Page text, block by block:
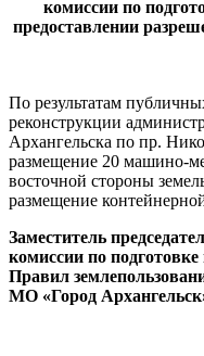
комиссии по
предоставлении
По результатам
реконструкции
Архангельска по пр.
размещение 20 машино-
восточной стороны
размещение
Заместитель
комиссии по подготовке
Правил
МО «Город